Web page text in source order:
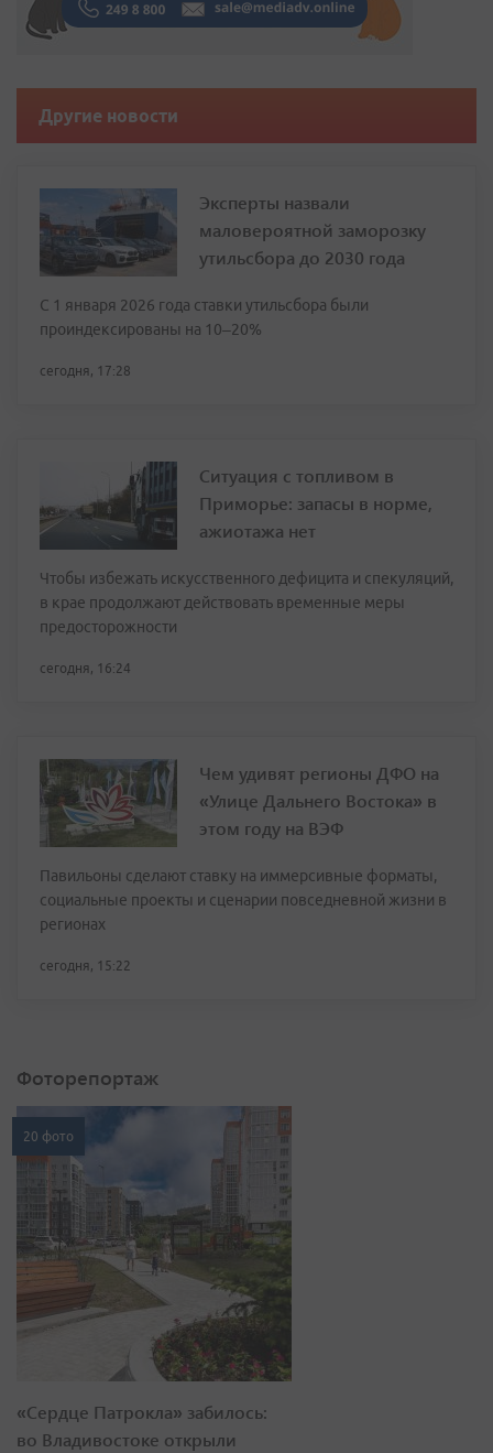
Другие новости
Эксперты назвали
маловероятной заморозку
утильсбора до 2030 года
С 1 января 2026 года ставки утильсбора были
проиндексированы на 10–20%
сегодня, 17:28
Ситуация с топливом в
Приморье: запасы в норме,
ажиотажа нет
Чтобы избежать искусственного дефицита и спекуляций,
в крае продолжают действовать временные меры
предосторожности
сегодня, 16:24
Чем удивят регионы ДФО на
«Улице Дальнего Востока» в
этом году на ВЭФ
Павильоны сделают ставку на иммерсивные форматы,
социальные проекты и сценарии повседневной жизни в
регионах
сегодня, 15:22
Фоторепортаж
20 фото
«Сердце Патрокла» забилось:
во Владивостоке открыли